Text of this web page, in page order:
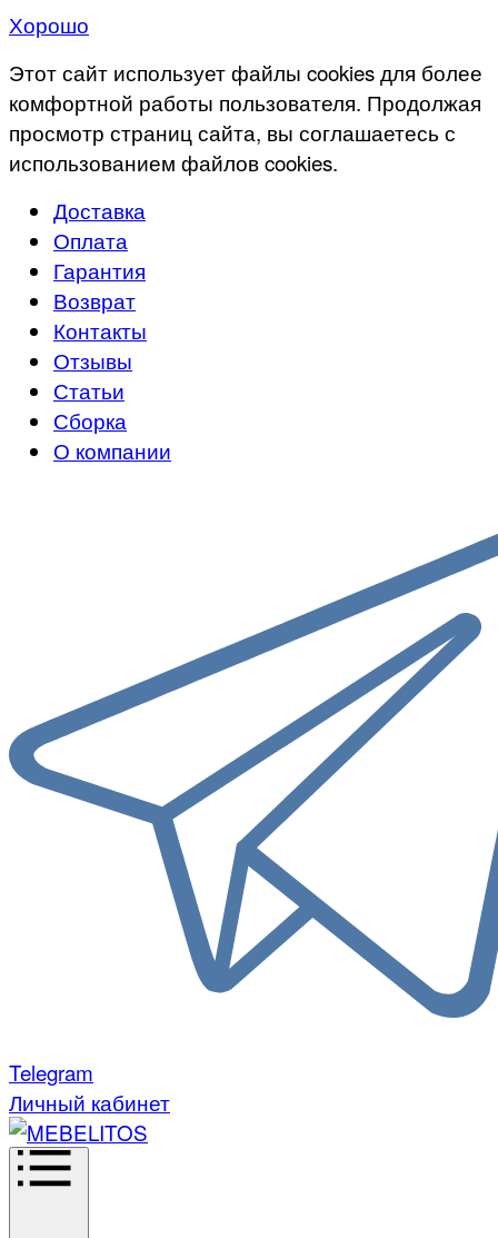
Хорошо
Этот сайт использует файлы cookies для более
комфортной работы пользователя. Продолжая
просмотр страниц сайта, вы соглашаетесь с
использованием файлов cookies.
Доставка
Оплата
Гарантия
Возврат
Контакты
Отзывы
Статьи
Сборка
О компании
Telegram
Личный кабинет